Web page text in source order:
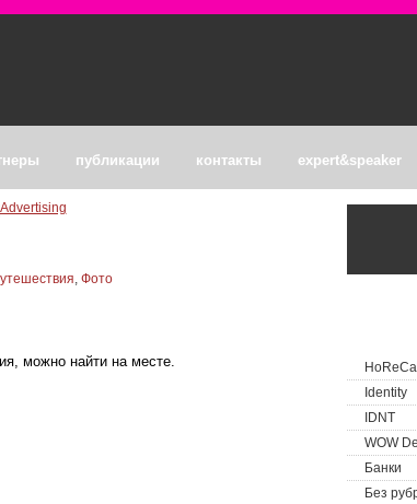
публикации контакты expert&speaker
, Фото
можно найти на месте.
HoReCa
Identity
IDNT
WOW
Банки
Без